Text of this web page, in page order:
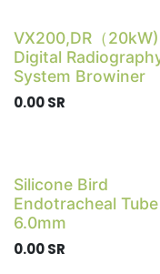
VX200,DR（20kW)
Digital
System Browiner
0.00SR
Silicone Bird
Endotracheal
6.0mm
0.00SR